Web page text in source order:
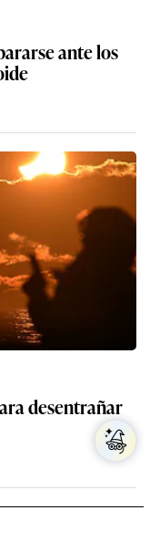
ante los
desentrañar